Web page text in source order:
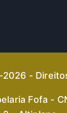
-
Fofa -